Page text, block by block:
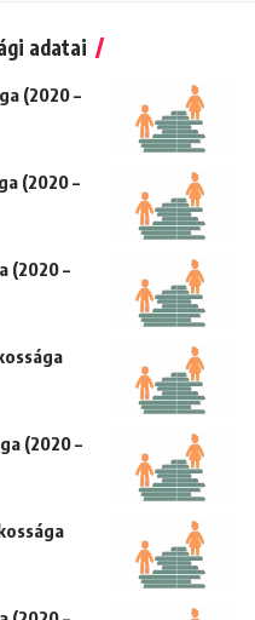
adatai
(2020 –
(2020 –
(2020 –
(2020 –